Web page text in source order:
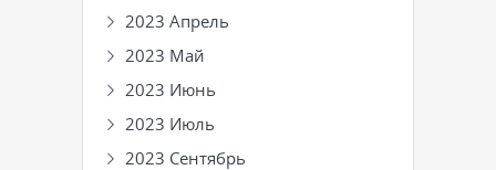
2023 Апрель
2023 Май
2023 Июнь
2023 Июль
2023 Сентябрь